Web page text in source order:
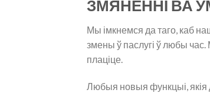
ЗМЯНЕННІ ВА
Мы імкнемся да таго, каб
змены ў паслугі ў любы час.
плаціце.
Любыя новыя функцыі, якія